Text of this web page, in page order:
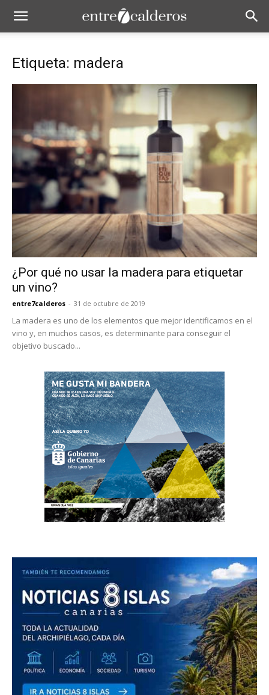
Etiqueta: madera
¿Por qué no usar la madera para etiquetar
un vino?
entre7calderos - 31 de octubre de 2019
La madera es uno de los elementos que mejor identificamos en el
vino y, en muchos casos, es determinante para conseguir el
objetivo buscado...